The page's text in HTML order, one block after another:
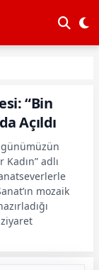
“Bin
Açıldı
günümüzün
adlı
mozaik